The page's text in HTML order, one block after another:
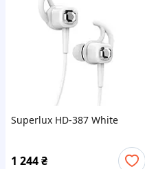
Superlux HD-387 White
1 244₴